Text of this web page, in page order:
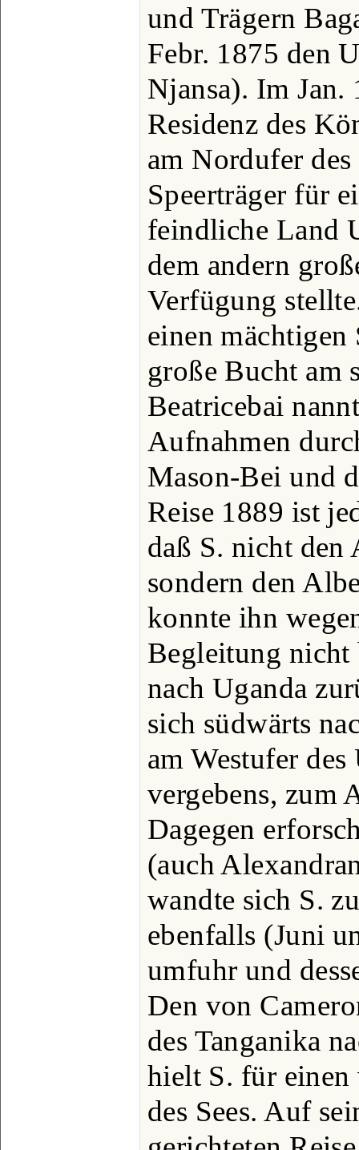
und Trägern
Febr. 1875 den
Njansa). Im Jan.
Residenz des
am Nordufer
Speerträger für
feindliche Land
dem andern
Verfügung
einen mächtigen
große Bucht am
Beatricebai
Aufnahmen
Mason-Bei und
Reise 1889 ist
daß S. nicht den
sondern den
konnte ihn
Begleitung nicht
nach Uganda
sich südwärts
am Westufer
vergebens, zum
Dagegen
(auch
wandte sich S.
ebenfalls (Juni
umfuhr und
Den von
des Tanganika
hielt S. für
des Sees. Auf